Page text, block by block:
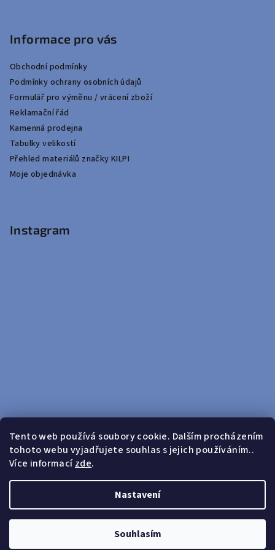
Tento web používá soubory cookie. Dalším procházením
tohoto webu vyjadřujete souhlas s jejich používáním..
Více informacízde.
Nastavení
Souhlasím
Informace pro vás
Obchodní podmínky
Podmínky ochrany osobních údajů
Formulář pro výměnu / vrácení zboží
Reklamační řád
Kamenná prodejna
Tabulky velikostí
Přehled materiálů značky KILPI
Moje objednávka
Instagram
Sledovat na Instagramu
Doprava zdarma od 599 Kč